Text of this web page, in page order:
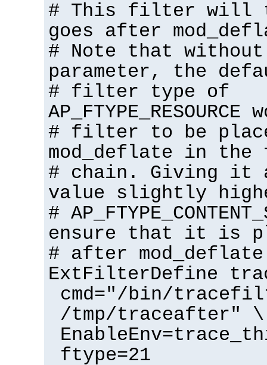
# This filter will
goes after
# Note that
parameter, the
# filter type of
# filter to be
mod_deflate in
# chain. Giving it
value slightly
#
ensure that it is
# after
ExtFilterDefine
cmd="/bin/
/tmp/traceafter" \
ftype=21